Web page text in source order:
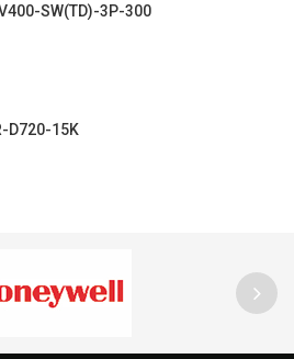
SW(TD)-3P-300
D720-15K